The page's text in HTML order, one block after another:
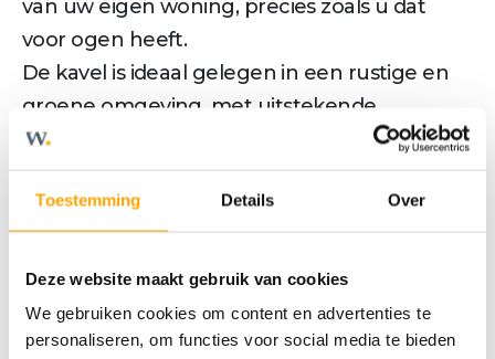
Toestemming Details Over
Deze website maakt gebruik van cookies
We gebruiken cookies om content en advertenties te
personaliseren, om functies voor social media te bieden
van uw eigen woning, precies zoals u dat
voor ogen heeft.
De kavel is ideaal gelegen in een rustige en
groene omgeving, met uitstekende
snelwegverbindingen. Of u nu kiest voor een
duurzaam huis, de kavel biedt de vrijheid om
uw bouwplannen te realiseren.
Heeft u interesse of wilt u meer weten over
de mogelijkheden voor het bouwen op deze
kavel? Neem dan contact met ons op voor